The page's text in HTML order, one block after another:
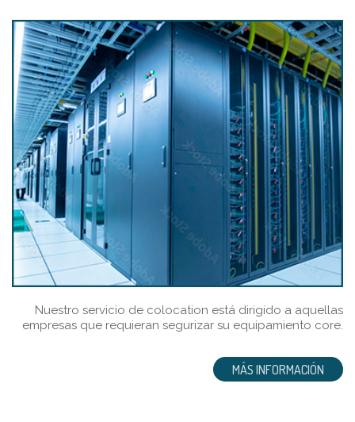
Nuestro servicio de colocation está dirigido a aquellas
empresas que requieran segurizar su equipamiento core.
MÁS INFORMACIÓN